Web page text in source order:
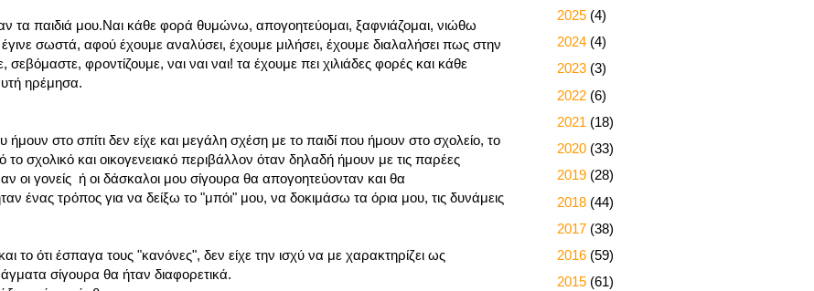
τα παιδιά μου.Ναι κάθε φορά θυμώνω, απογοητεύομαι, ξαφνιάζομαι, νιώθω
σωστά, αφού έχουμε αναλύσει, έχουμε μιλήσει, έχουμε διαλαλήσει πως στην
φροντίζουμε, ναι ναι ναι! τα έχουμε πει χιλιάδες φορές και κάθε
ηρέμησα.
στο σπίτι δεν είχε και μεγάλη σχέση με το παιδί που ήμουν στο σχολείο, το
σχολικό και οικογενειακό περιβάλλον όταν δηλαδή ήμουν με τις παρέες
γονείς ή οι δάσκαλοι μου σίγουρα θα απογοητεύονταν και θα
ένας τρόπος για να δείξω το "μπόι" μου, να δοκιμάσω τα όρια μου, τις δυνάμεις
το ότι έσπαγα τους "κανόνες", δεν είχε την ισχύ να με χαρακτηρίζει ως
σίγουρα θα ήταν διαφορετικά.
2025 (4)
2024 (4)
2023 (3)
2022 (6)
2021 (18)
2020 (33)
2019 (28)
2018 (44)
2017 (38)
2016 (59)
2015 (61)